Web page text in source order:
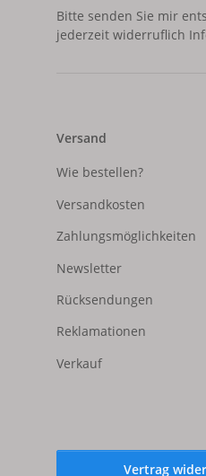
Bitte senden Sie mir
jederzeit widerruflich
Versand
Wie bestellen?
Versandkosten
Zahlungsmöglichkeiten
Newsletter
Rücksendungen
Reklamationen
Verkauf
Vertrag